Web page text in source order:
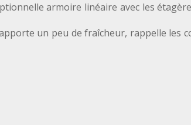
armoire linéaire avec les
un peu de fraîcheur, rappelle les